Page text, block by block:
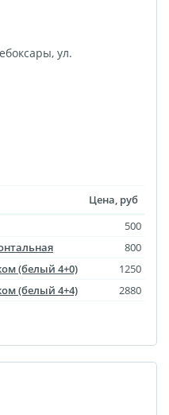
, ул.
Цена, руб
500
800
(белый 4+0)
1250
(белый 4+4)
2880